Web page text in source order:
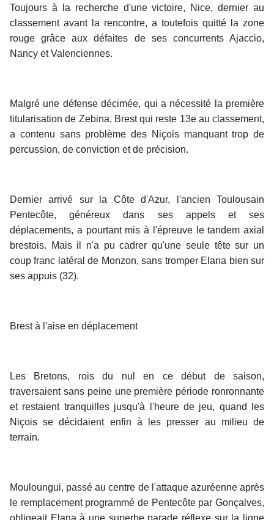
Toujours à la recherche d'une victoire, Nice, dernier au
classement avant la rencontre, a toutefois quitté la zone
rouge grâce aux défaites de ses concurrents Ajaccio,
Nancy et Valenciennes.
Malgré une défense décimée, qui a nécessité la première
titularisation de Zebina, Brest qui reste 13e au classement,
a contenu sans problème des Niçois manquant trop de
percussion, de conviction et de précision.
Dernier arrivé sur la Côte d'Azur, l'ancien Toulousain
Pentecôte, généreux dans ses appels et ses
déplacements, a pourtant mis à l'épreuve le tandem axial
brestois. Mais il n'a pu cadrer qu'une seule tête sur un
coup franc latéral de Monzon, sans tromper Elana bien sur
ses appuis (32).
Brest à l'aise en déplacement
Les Bretons, rois du nul en ce début de saison,
traversaient sans peine une première période ronronnante
et restaient tranquilles jusqu'à l'heure de jeu, quand les
Niçois se décidaient enfin à les presser au milieu de
terrain.
Mouloungui, passé au centre de l'attaque azuréenne après
le remplacement programmé de Pentecôte par Gonçalves,